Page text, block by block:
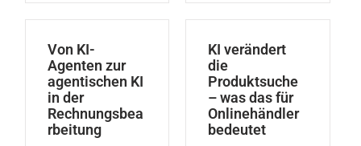
Von KI-
Agenten zur
agentischen KI
in der
Rechnungsbea
rbeitung
KI verändert
die
Produktsuche
– was das für
Onlinehändler
bedeutet